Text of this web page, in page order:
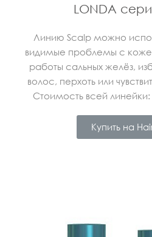
LONDA
Линию Scalp можно
видимые проблемы с
работы сальных желёз,
волос, перхоть или
Стоимость всей
Купить на